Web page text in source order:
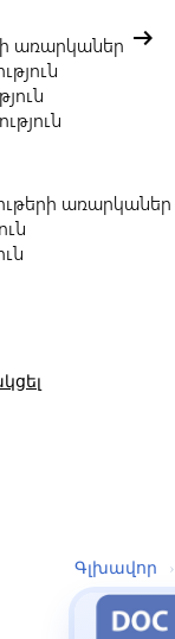
առարկաներ arrow_right_alt
առարկաներ
Գլխավոր ›